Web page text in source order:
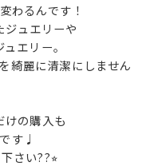
わるんです！
ュエリーや
エリー。
綺麗に清潔にしません
けの購入も
す♩
さい??⭐︎